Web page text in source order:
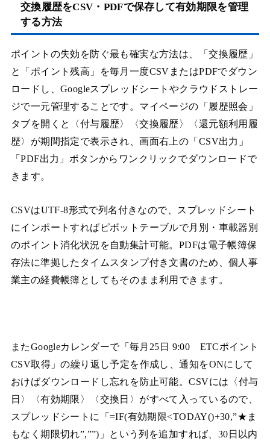
交換履歴をCSV・PDFで保存して有効期限を管理
する方法
ポイントの失効を防ぐ最も確実な方法は、「交換履歴」
と「ポイント残高」を毎月一度CSVまたはPDFでダウン
ロードし、Googleスプレッドシートやクラウドストレー
ジで一元管理することです。マイページの「履歴照会」
タブを開くと〈付与履歴〉〈交換履歴〉〈還元額利用履
歴〉が期間指定で表示され、画面右上の「CSV出力」
「PDF出力」ボタンからワンクリックでダウンロードで
きます。
CSVはUTF-8形式で列名付きなので、スプレッドシート
にインポートすればピボットテーブルで月別・車載器別
のポイント消化状況を自動集計可能。PDFは電子帳簿保
存法に準拠したタイムスタンプ付き文書のため、個人事
業主の経費帳簿としてもそのまま利用できます。
またGoogleカレンダーで「毎月25日 9:00 ETCポイント
CSV取得」の繰り返し予定を作成し、通知をONにして
おけばダウンロードし忘れを防止可能。CSVには〈付与
日〉〈有効期限〉〈交換日〉がすべて入っているので、
スプレッドシートに「=IF(有効期限<TODAY()+30,”★ま
もなく期限切れ”,””)」という列を追加すれば、30日以内